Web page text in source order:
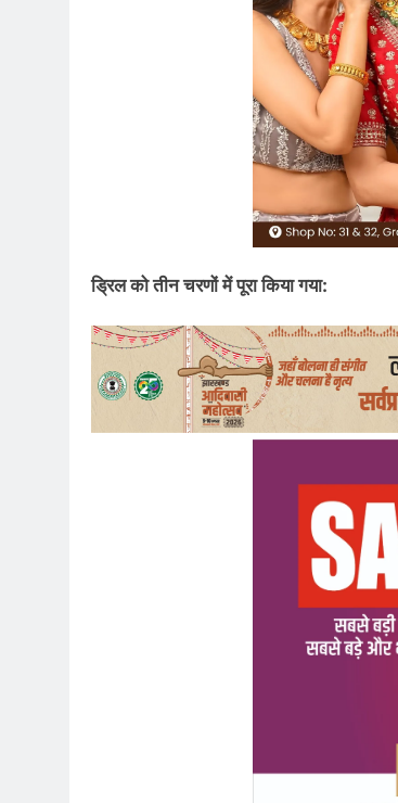
ड्रिल को तीन चरणों में पूरा किया गया: